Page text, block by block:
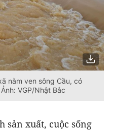
nằm ven sông Cầu, có
VGP/Nhật Bắc
sản xuất, cuộc sống